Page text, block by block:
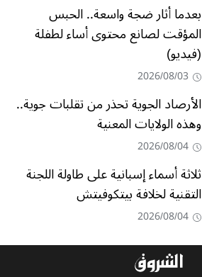
بعدما أثار ضجة واسعة.. الحبس
المؤقت لصانع محتوى أساء لطفلة
(فيديو)
2026/08/03
الأرصاد الجوية تحذر من تقلبات جوية..
وهذه الولايات المعنية
2026/08/04
ثلاثة أسماء إسبانية على طاولة اللجنة
التقنية لخلافة بيتكوفيتش
2026/08/04